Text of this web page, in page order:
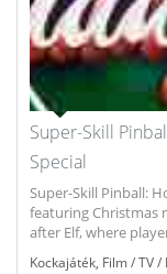
Super-Skill
Special
Super-Skill Pinball:
featuring Christmas
after Elf, where
Kockajáték, Film / TV /